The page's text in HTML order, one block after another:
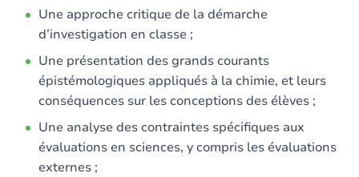
Une approche critique de la démarche
d’investigation en classe ;
Une présentation des grands courants
épistémologiques appliqués à la chimie, et leurs
conséquences sur les conceptions des élèves ;
Une analyse des contraintes spécifiques aux
évaluations en sciences, y compris les évaluations
externes ;